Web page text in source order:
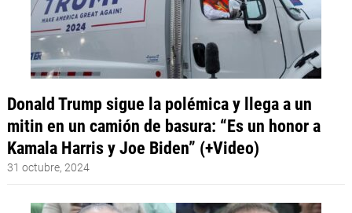
Donald Trump sigue la polémica y llega a un
mitin en un camión de basura: “Es un honor a
Kamala Harris y Joe Biden” (+Video)
31 octubre, 2024